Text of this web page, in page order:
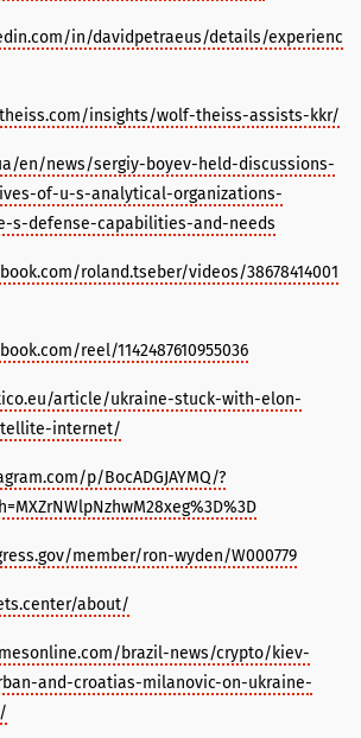
in/davidpetraeus/details/experienc
insights/wolf-theiss-assists-kkr/
en/news/sergiy-boyev-held-discussions-
of-u-s-analytical-organizations-
s-defense-capabilities-and-needs
roland.tseber/videos/38678414001
reel/1142487610955036
article/ukraine-stuck-with-elon-
internet/
p/BocADGJAYMQ/?
member/ron-wyden/W000779
about/
brazil-news/crypto/kiev-
and-croatias-milanovic-on-ukraine-